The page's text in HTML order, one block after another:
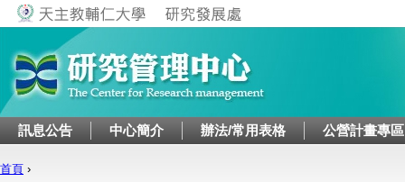
Jump to navigation
訊息公告 中心簡介 辦法/常用表格 公營計畫專區
首頁 ›